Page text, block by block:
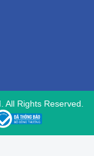
Rights Reserved.